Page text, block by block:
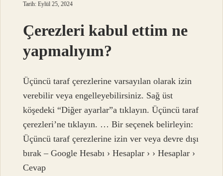
Tarih: Eylül 25, 2024
Çerezleri kabul ettim ne
yapmalıyım?
Üçüncü taraf çerezlerine varsayılan olarak izin
verebilir veya engelleyebilirsiniz. Sağ üst
köşedeki “Diğer ayarlar”a tıklayın. Üçüncü taraf
çerezleri’ne tıklayın. … Bir seçenek belirleyin:
Üçüncü taraf çerezlerine izin ver veya devre dışı
bırak – Google Hesabı › Hesaplar › › Hesaplar ›
Cevap